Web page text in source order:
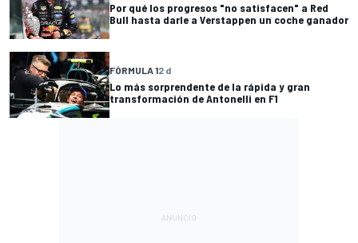
Por qué los progresos "no satisfacen" a Red
Bull hasta darle a Verstappen un coche ganador
FÓRMULA 12 d
Lo más sorprendente de la rápida y gran
transformación de Antonelli en F1